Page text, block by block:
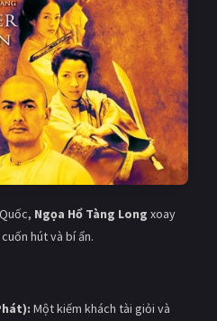
Ngọa Hổ Tàng Long xoay
hút và bí ẩn.
Một kiếm khách tài giỏi và